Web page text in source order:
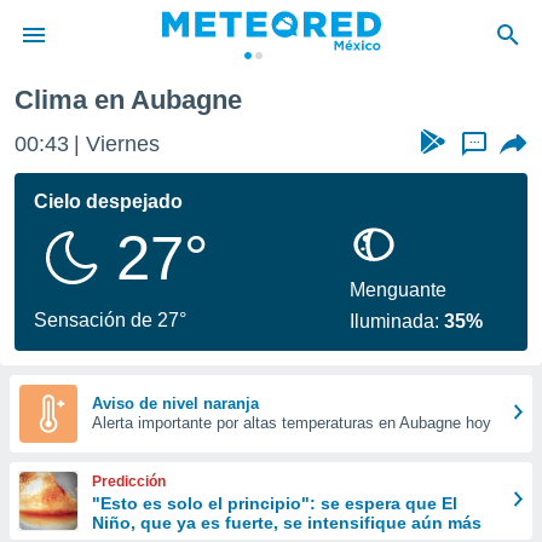
de
ha sido
calidad.
a este
las
y
forma
digital
basada
Clima en Aubagne
00:43 Viernes ...
Cielo despejado
27°
Sensación de 27°
Menguante
Iluminada:35%
Aviso de nivel naranja
Alerta importante por altas temperaturas en Aubagne hoy
Predicción
"Esto es solo el principio": se espera que El
Niño, que ya es fuerte, se intensifique aún más